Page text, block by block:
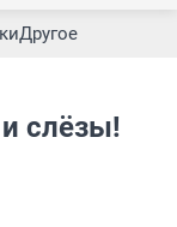
Другое
слёзы!